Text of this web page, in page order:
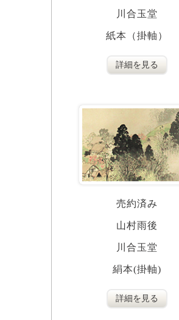
川合玉堂
紙本（掛軸）
詳細を見る
売約済み
山村雨後
川合玉堂
絹本(掛軸)
詳細を見る